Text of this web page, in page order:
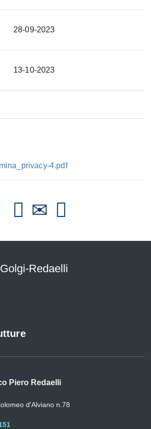
28-09-2023
13-10-2023
4.pdf
Golgi-Redaelli
Piero Redaelli
d'Alviano n.78